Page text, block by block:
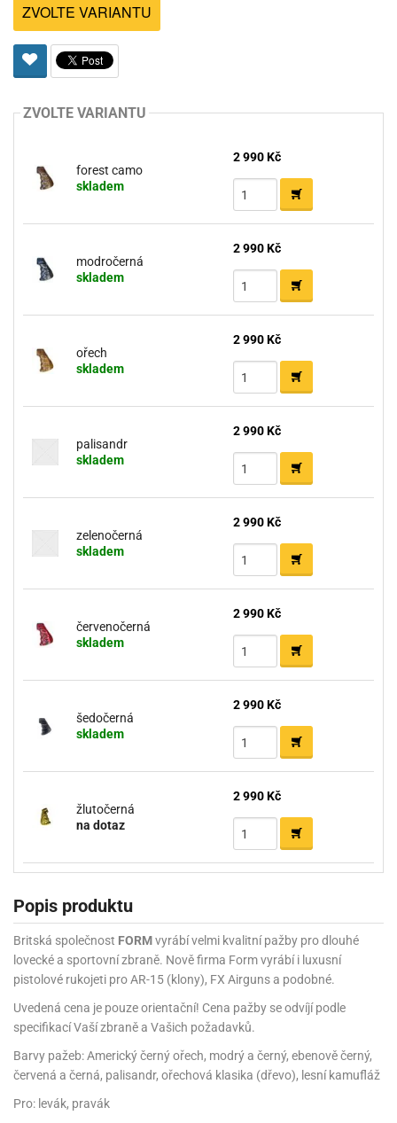
ZVOLTE VARIANTU
ZVOLTE VARIANTU
forest camo
skladem
2 990 Kč
modročerná
skladem
2 990 Kč
ořech
skladem
2 990 Kč
palisandr
skladem
2 990 Kč
zelenočerná
skladem
2 990 Kč
červenočerná
skladem
2 990 Kč
šedočerná
skladem
2 990 Kč
žlutočerná
na dotaz
2 990 Kč
Popis produktu
Britská společnost FORMvyrábí velmi kvalitní pažby pro dlouhé
lovecké a sportovní zbraně. Nově firma Form vyrábí i luxusní
pistolové rukojeti pro AR-15 (klony), FX Airguns a podobné.
Uvedená cena je pouze orientační! Cena pažby se odvíjí podle
specifikací Vaší zbraně a Vašich požadavků.
Barvy pažeb: Americký černý ořech, modrý a černý, ebenově černý,
červená a černá, palisandr, ořechová klasika (dřevo), lesní kamufláž
Pro: levák, pravák